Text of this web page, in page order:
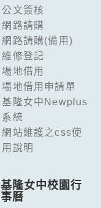
公文簽核
網路請購
網路請購(備用)
維修登記
場地借用
場地借用申請單
基隆女中Newplus
系統
網站維護之css使
用說明
基隆女中校園行
事曆